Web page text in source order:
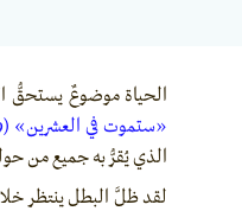
الحياة موضوعٌ يستحقُّ
«ستموت في العشرين» (You Will Die at Twenty - 2019)
الذي يُقرُّ به جميع من
لقد ظلَّ البطل ينتظر